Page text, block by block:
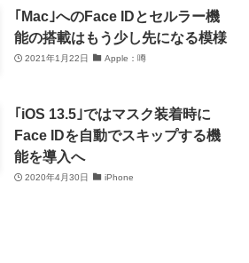
｢Mac｣へのFace IDとセルラー機
能の搭載はもう少し先になる模様
2021年1月22日 Apple：噂
｢iOS 13.5｣ではマスク装着時に
Face IDを自動でスキップする機
能を導入へ
2020年4月30日 iPhone